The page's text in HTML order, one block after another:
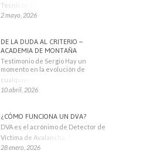
Técnicos Deportivos
2 mayo, 2026
DE LA DUDA AL CRITERIO –
ACADEMIA DE MONTAÑA
Testimonio de Sergio Hay un
momento en la evolución de
cualquier montañero
10 abril, 2026
¿CÓMO FUNCIONA UN DVA?
DVA es el acrónimo de Detector de
Víctima de Avalancha. También se
28 enero, 2026